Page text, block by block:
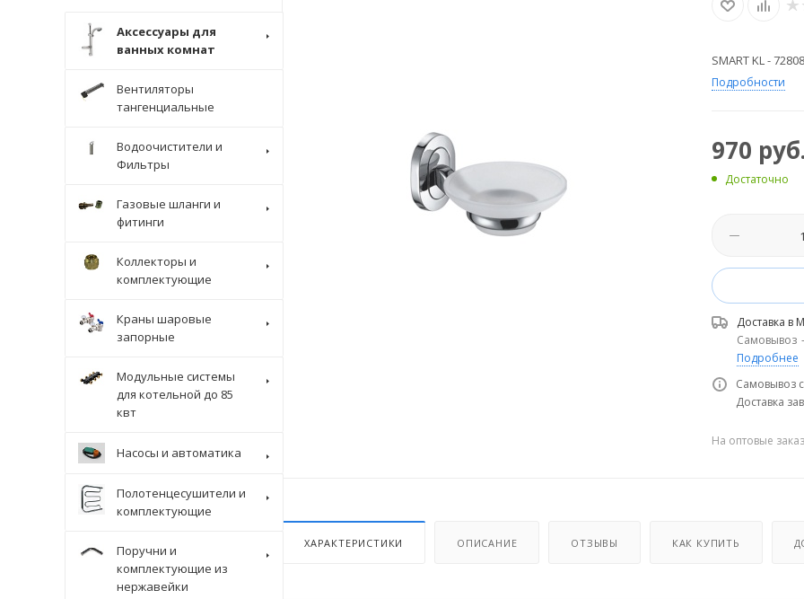
SMART KL -
Подробности
970 руб.
Достаточно
Доставка в
Самовывоз
Подробнее
Самовывоз
Доставка
На оптовые
ХАРАКТЕРИСТИКИ ОПИСАНИЕ ОТЗЫВЫ КАК КУПИТЬ
Аксессуары для
ванных комнат
Вентиляторы
тангенциальные
Водоочистители и
Фильтры
Газовые шланги и
фитинги
Коллекторы и
комплектующие
Краны шаровые
запорные
Модульные системы
для котельной до 85
квт
Насосы и автоматика
Полотенцесушители и
комплектующие
Поручни и
комплектующие из
нержавейки